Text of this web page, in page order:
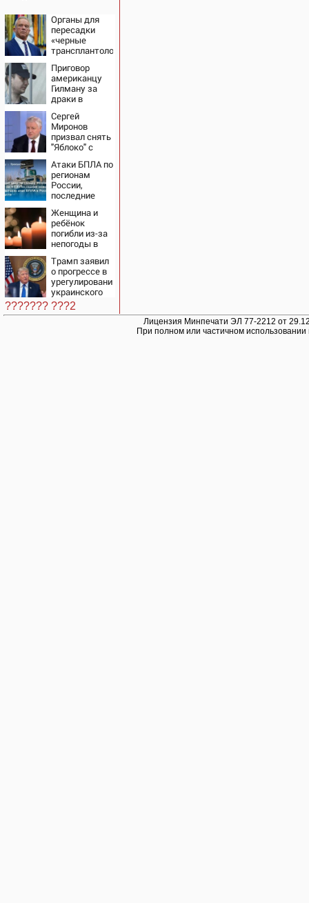
Органы для
пересадки
«черные
трансплантологи»
еще живых
пациентов
Приговор
американцу
Гилману за
драки в
СИЗО
потребовали
ужесточить -
Новости на
Вести.ru
Сергей
Миронов
призвал снять
"Яблоко" с
Новости на
Вести.ru
Атаки БПЛА по
регионам
России,
последние
августа 2026:
последствия,
атаки на
склады
Wildberries,
состояние
пострадавших
Женщина и
ребёнок
погибли из-за
непогоды в
Трамп заявил
о прогрессе в
урегулировании
украинского
конфликта
??????? ???2
Лицензия Минпечати ЭЛ 77-2212 от
При полном или частичном